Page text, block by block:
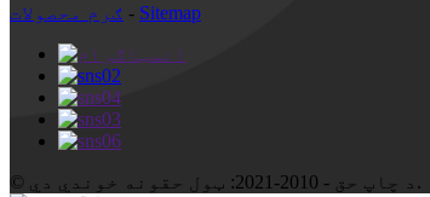
ګرم محصولات - Sitemap
© د چاپ حق - 2010-2021: ټول حقونه خوندي دي.